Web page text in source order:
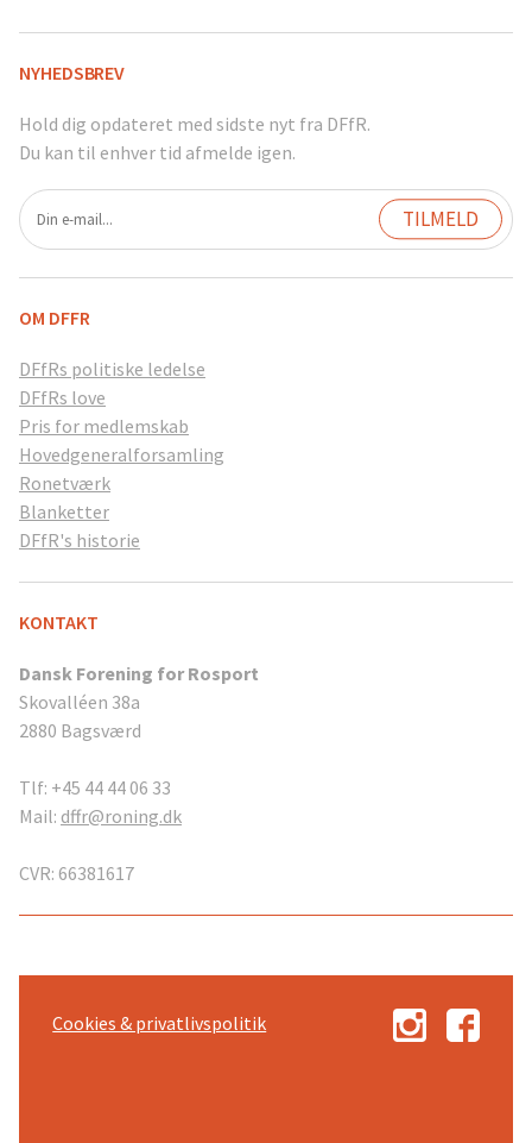
NYHEDSBREV
Hold dig opdateret med sidste nyt fra DFfR.
Du kan til enhver tid afmelde igen.
OM DFFR
DFfRs politiske ledelse
DFfRs love
Pris for medlemskab
Hovedgeneralforsamling
Ronetværk
Blanketter
DFfR's historie
KONTAKT
Dansk Forening for Rosport
Skovalléen 38a
2880 Bagsværd
Tlf: +45 44 44 06 33
Mail: dffr@roning.dk
CVR: 66381617
Cookies & privatlivspolitik